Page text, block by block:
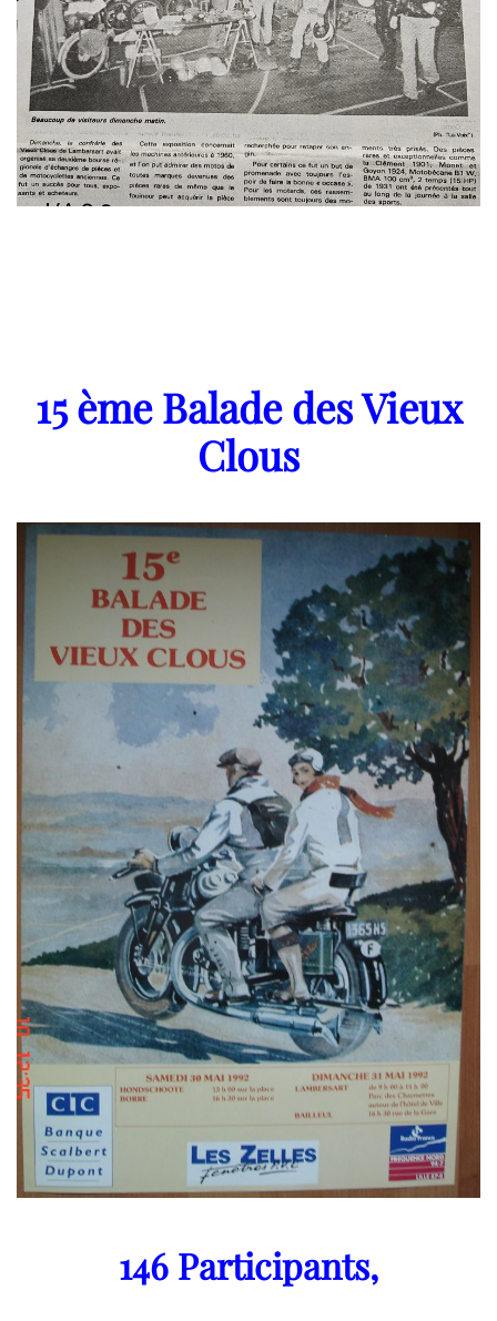
15 ème Balade des Vieux
Clous
146 Participants,